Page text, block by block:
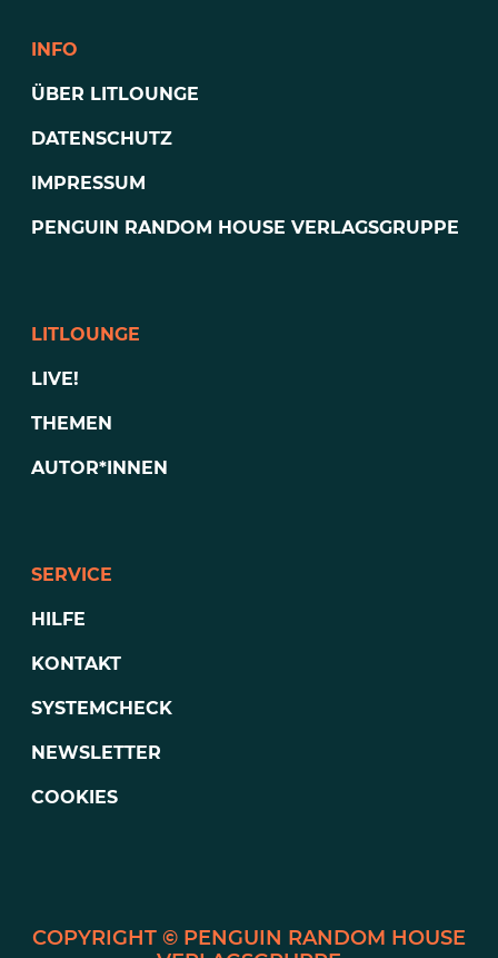
INFO
ÜBER LITLOUNGE
DATENSCHUTZ
IMPRESSUM
PENGUIN RANDOM HOUSE VERLAGSGRUPPE
LITLOUNGE
LIVE!
THEMEN
AUTOR*INNEN
SERVICE
HILFE
KONTAKT
SYSTEMCHECK
NEWSLETTER
COOKIES
PENGUIN RANDOM HOUSE